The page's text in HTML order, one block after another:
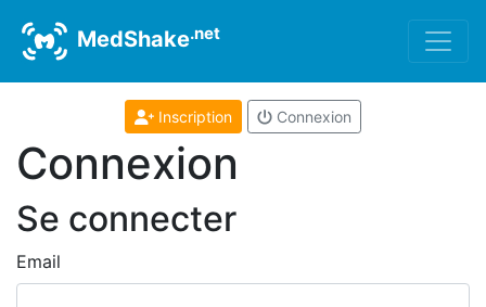
MedShake.net
Inscription Connexion
Connexion
Se connecter
Email